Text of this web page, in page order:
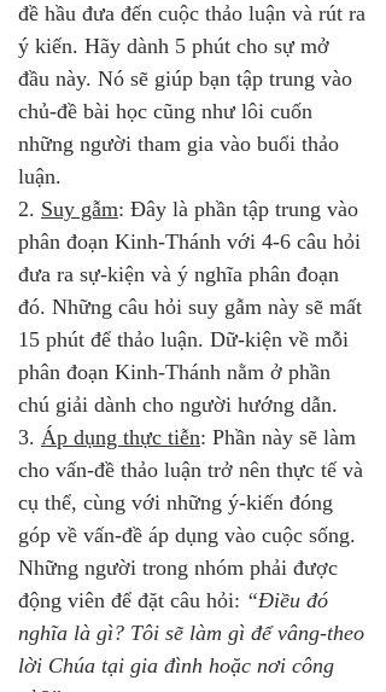
đề hầu đưa đến cuộc thảo luận và rút ra
ý kiến. Hãy dành 5 phút cho sự mở
đầu này. Nó sẽ giúp bạn tập trung vào
chủ-đề bài học cũng như lôi cuốn
những người tham gia vào buổi thảo
luận.
2. Suy gẫm: Đây là phần tập trung vào
phân đoạn Kinh-Thánh với 4-6 câu hỏi
đưa ra sự-kiện và ý nghĩa phân đoạn
đó. Những câu hỏi suy gẫm này sẽ mất
15 phút để thảo luận. Dữ-kiện về mỗi
phân đoạn Kinh-Thánh nằm ở phần
chú giải dành cho người hướng dẫn.
3. Áp dụng thực tiễn: Phần này sẽ làm
cho vấn-đề thảo luận trở nên thực tế và
cụ thể, cùng với những ý-kiến đóng
góp về vấn-đề áp dụng vào cuộc sống.
Những người trong nhóm phải được
động viên để đặt câu hỏi: “Điều đó
nghĩa là gì? Tôi sẽ làm gì để vâng-theo
lời Chúa tại gia đình hoặc nơi công